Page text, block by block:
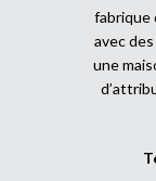
fabrique
avec
une